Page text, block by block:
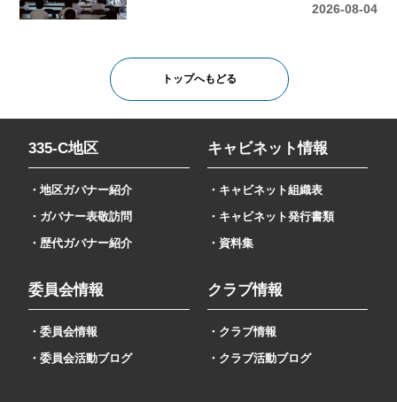
2026-08-04
トップへもどる
335-C地区
・地区ガバナー紹介
・ガバナー表敬訪問
・歴代ガバナー紹介
キャビネット情報
・キャビネット組織表
・キャビネット発行書類
・資料集
委員会情報
・委員会情報
・委員会活動ブログ
クラブ情報
・クラブ情報
・クラブ活動ブログ